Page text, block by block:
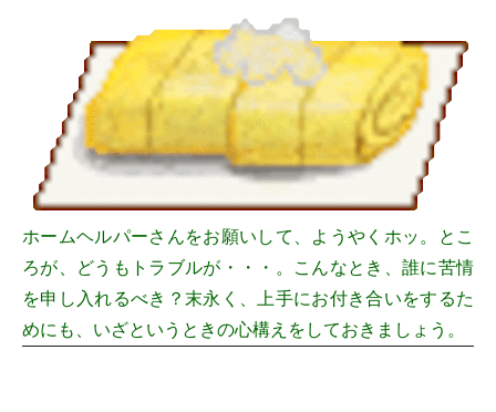
ホームヘルパーさんをお願いして、ようやくホッ。とこ
ろが、どうもトラブルが・・・。こんなとき、誰に苦情
を申し入れるべき？末永く、上手にお付き合いをするた
めにも、いざというときの心構えをしておきましょう。